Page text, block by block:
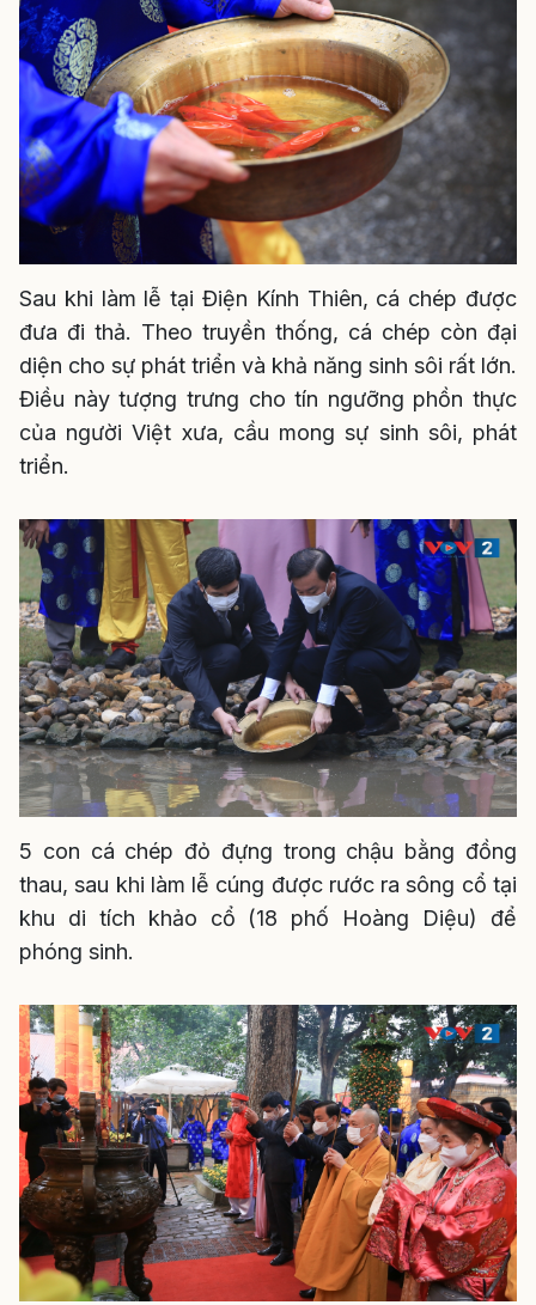
Sau khi làm lễ tại Điện Kính Thiên, cá chép được
đưa đi thả. Theo truyền thống, cá chép còn đại
diện cho sự phát triển và khả năng sinh sôi rất lớn.
Điều này tượng trưng cho tín ngưỡng phồn thực
của người Việt xưa, cầu mong sự sinh sôi, phát
triển.
5 con cá chép đỏ đựng trong chậu bằng đồng
thau, sau khi làm lễ cúng được rước ra sông cổ tại
khu di tích khảo cổ (18 phố Hoàng Diệu) để
phóng sinh.